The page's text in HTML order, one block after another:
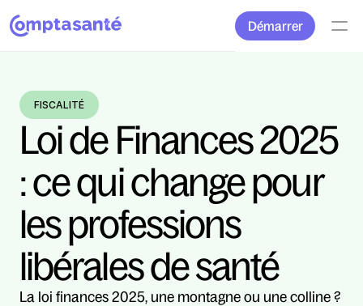
Démarrer
FISCALITÉ
Loi de Finances 2025
: ce qui change pour
les professions
libérales de santé
La loi finances 2025, une montagne ou une colline ?